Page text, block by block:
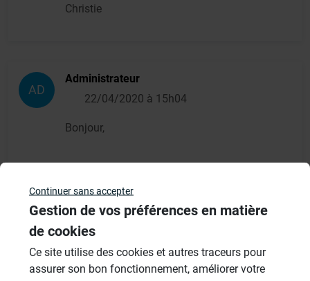
Christie
AD
Administrateur
22/04/2020 à 15h04
Bonjour,
sur supports au mastic polymère 610
Cordialement,
Patrick Vayssie, Wedi France
Continuer sans accepter
Gestion de vos préférences en matière
de cookies
Ce site utilise des cookies et autres traceurs pour
assurer son bon fonctionnement, améliorer votre